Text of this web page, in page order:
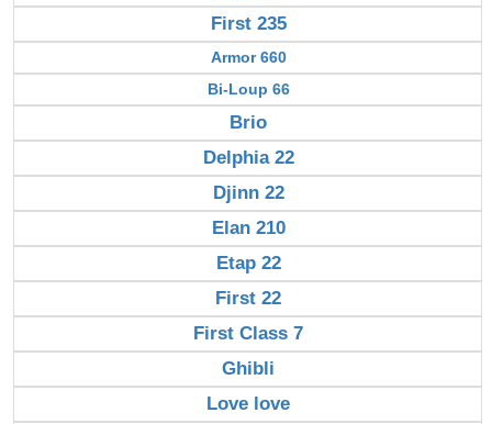
First 235
Armor 660
Bi-Loup 66
Brio
Delphia 22
Djinn 22
Elan 210
Etap 22
First 22
First Class 7
Ghibli
Love love